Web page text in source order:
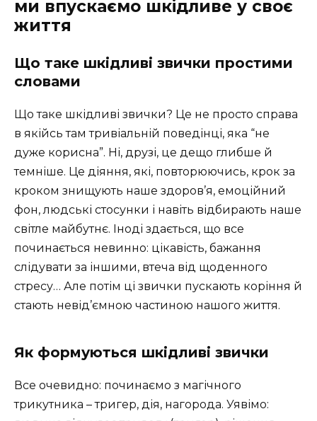
ми впускаємо шкідливе у своє
життя
Що таке шкідливі звички простими
словами
Що таке шкідливі звички? Це не просто справа
в якійсь там тривіальній поведінці, яка “не
дуже корисна”. Ні, друзі, це дещо глибше й
темніше. Це діяння, які, повторюючись, крок за
кроком знищують наше здоров’я, емоційний
фон, людські стосунки і навіть відбирають наше
світле майбутнє. Іноді здається, що все
починається невинно: цікавість, бажання
слідувати за іншими, втеча від щоденного
стресу… Але потім ці звички пускають коріння й
стають невід’ємною частиною нашого життя.
Як формуються шкідливі звички
Все очевидно: починаємо з магічного
трикутника – тригер, дія, нагорода. Уявімо: